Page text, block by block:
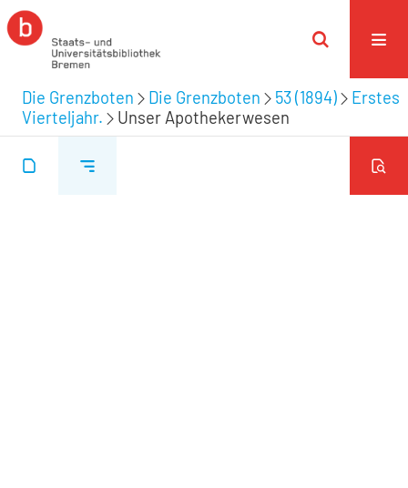
Die Grenzboten Die Grenzboten 53 (1894)
Erstes
Vierteljahr.
Unser Apothekerwesen